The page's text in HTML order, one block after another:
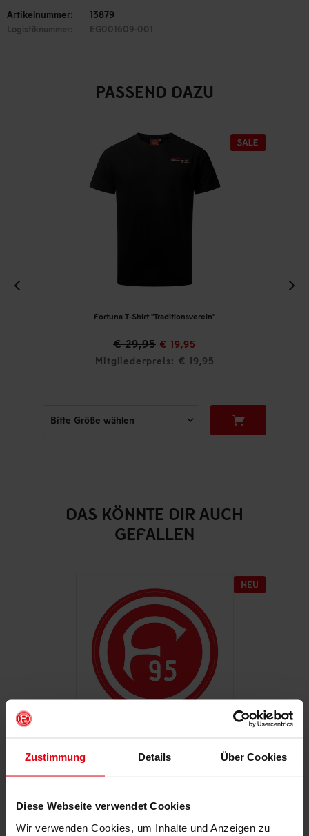
Zustimmung Details Über Cookies
Diese Webseite verwendet Cookies
Wir verwenden Cookies, um Inhalte und Anzeigen zu
Artikelnummer: 13879
Logistiknummer: EG001609-001
PASSEND DAZU
Fortuna T-Shirt "Traditionsverein"
€ 29,95 € 19,95
Mitgliederpreis: € 19,95
DAS KÖNNTE DIR AUCH
GEFALLEN
Autoaufkleber "Retro"
Mitgliederpreis: € 2,65